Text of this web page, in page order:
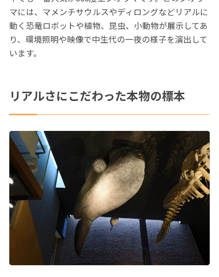
マには、マメンチサウルスやディロングなどリアルに
動く恐竜ロボットや植物、昆虫、小動物が展示してあ
り、環境照明や映像で中生代の一夜の様子を演出して
います。
リアルさにこだわった本物の標本